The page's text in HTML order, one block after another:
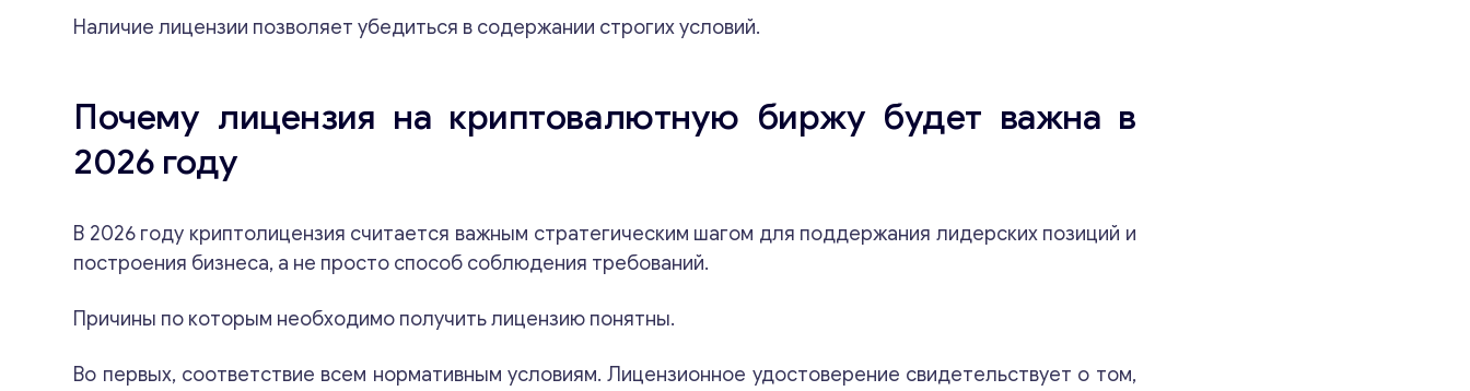
Консультация
ближайшее время.
Наличие лицензии позволяет убедиться в содержании строгих условий.
Почему лицензия на криптовалютную биржу будет важна в
2026 году
В 2026 году криптолицензия считается важным стратегическим шагом для поддержания лидерских позиций и
построения бизнеса, а не просто способ соблюдения требований.
Причины по которым необходимо получить лицензию понятны.
Во первых, соответствие всем нормативным условиям. Лицензионное удостоверение свидетельствует о том,